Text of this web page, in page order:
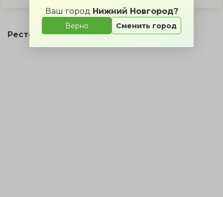
Ваш город Нижний Новгород?
Верно Сменить город
Ресторан «Рязанов» на карте